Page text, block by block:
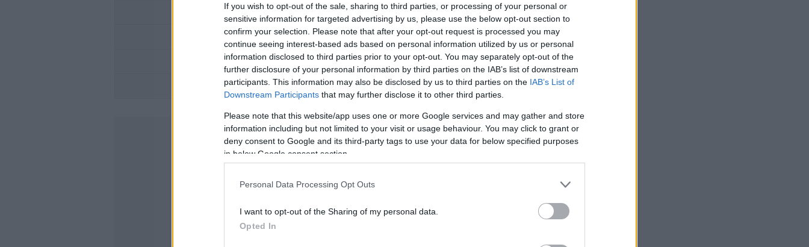
If you wish to opt-out of the sale, sharing to third parties, or processing of your personal or
sensitive information for targeted advertising by us, please use the below opt-out section to
confirm your selection. Please note that after your opt-out request is processed you may
continue seeing interest-based ads based on personal information utilized by us or personal
information disclosed to third parties prior to your opt-out. You may separately opt-out of the
further disclosure of your personal information by third parties on the IAB’s list of downstream
participants. This information may also be disclosed by us to third parties on the IAB’s List of
Downstream Participants that may further disclose it to other third parties.
Please note that this website/app uses one or more Google services and may gather and store
information including but not limited to your visit or usage behaviour. You may click to grant or
deny consent to Google and its third-party tags to use your data for below specified purposes
in below Google consent section.
Personal Data Processing Opt Outs
I want to opt-out of the Sharing of my personal data.
Opted In
ΠΟΤΕ ΠΕΡΝΑΣ ΚΤΕΟ; ΜΑΘΕ ΣΤΗΝ ΑUTECO
Ο ΑΠΟΛΥΤΟΣ ΚΑΛΟΚΑΙΡΙΝΟΣ ΕΛΕΓΧΟΣ ΓΙΑ ΤΟ ΑΥΤΟΚΙΝΗΤΟ
OMODA -ΥΒΡΙΔΙΚΟ ΟΙΚΟΓΕΝΕΙΑΚΟ SUV ME 24.990 ΕΥΡΩ
ΟΔΗΓΗΣΤΕ ΤΑ ΝΕΑ ΜΟΝΤΕΛΑ ΤΗΣ BMW